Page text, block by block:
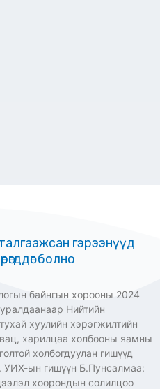
гэрээнүүд
болно
байнгын хорооны 2024
Нийтийн
хуулийн хэрэгжилтийн
харилцаа холбооны яамны
холбогдуулан гишүүд
УИХ-ын гишүүн Б.Пунсалмаа:
хоорондын солилцоо